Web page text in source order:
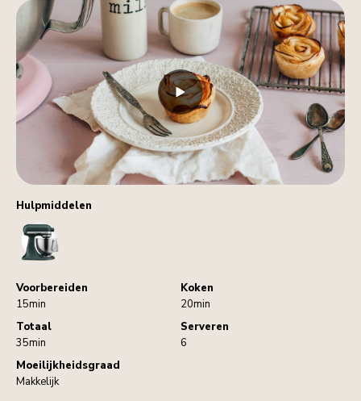
Hulpmiddelen
StandMixer
Voorbereiden
15min
Koken
20min
Totaal
35min
Serveren
6
Moeilijkheidsgraad
Makkelijk